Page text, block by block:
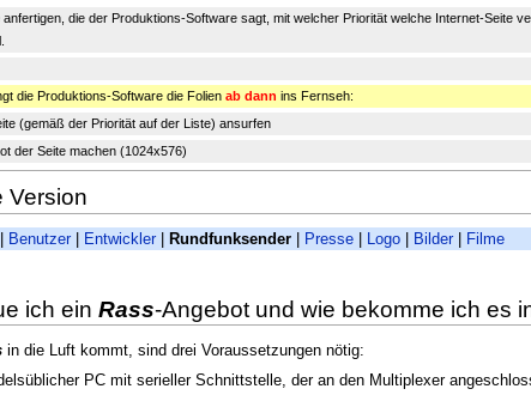
anfertigen, die der Produktions-Software sagt, mit welcher Priorität welche Internet-Seite
die Produktions-Software die Folien ab dann ins Fernseh:
(gemäß der Priorität auf der Liste) ansurfen
der Seite machen (1024x576)
Version
Benutzer| Entwickler| Rundfunksender| Presse| Logo| Bilder| Filme
ich ein Rass-Angebot und wie bekomme ich es
in die Luft kommt, sind drei Voraussetzungen nötig:
PC mit serieller Schnittstelle, der an den Multiplexer